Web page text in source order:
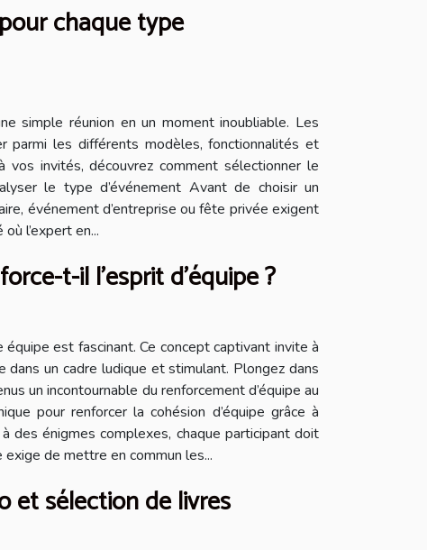
chaque type
simple réunion en un moment inoubliable. Les
les différents modèles, fonctionnalités et
invités, découvrez comment sélectionner le
le type d’événement Avant de choisir un
événement d’entreprise ou fête privée exigent
l’expert en...
t-il l'esprit d'équipe ?
est fascinant. Ce concept captivant invite à
un cadre ludique et stimulant. Plongez dans
un incontournable du renforcement d’équipe au
pour renforcer la cohésion d’équipe grâce à
des énigmes complexes, chaque participant doit
de mettre en commun les...
et sélection de livres